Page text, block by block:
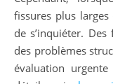
fissures plus
de s’inquiéter.
des problèmes
évaluation